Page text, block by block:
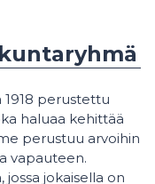
perustettu
haluaa kehittää
perustuu arvoihin
vapauteen.
jokaisella on